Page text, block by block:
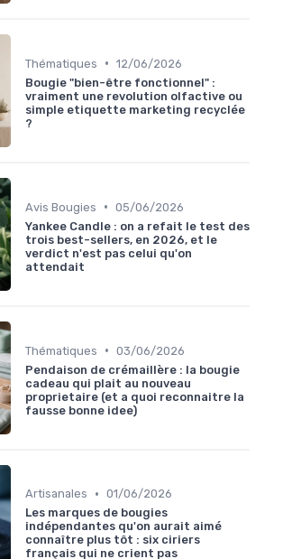
Thématiques • 12/06/2026
Bougie "bien-être fonctionnel" :
vraiment une revolution olfactive ou
simple etiquette marketing recyclée
?
Avis Bougies • 05/06/2026
Yankee Candle : on a refait le test des
trois best-sellers, en 2026, et le
verdict n'est pas celui qu'on
attendait
Thématiques • 03/06/2026
Pendaison de crémaillère : la bougie
cadeau qui plait au nouveau
proprietaire (et a quoi reconnaitre la
fausse bonne idee)
Artisanales • 01/06/2026
Les marques de bougies
indépendantes qu'on aurait aimé
connaître plus tôt : six ciriers
français qui ne crient pas